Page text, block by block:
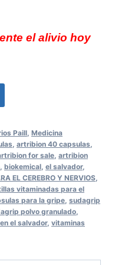
el alivio hoy
Paill Medicina
artribion 40 capsulas
for sale artribion
biokemical el salvador,
EL CEREBRO Y NERVIOS
vitaminadas para el
para la gripe sudagrip
polvo granulado
el salvador, vitaminas